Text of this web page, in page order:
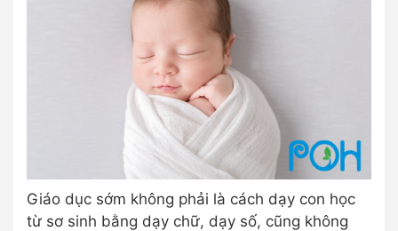
Giáo dục sớm không phải là cách dạy con học
từ sơ sinh bằng dạy chữ, dạy số, cũng không